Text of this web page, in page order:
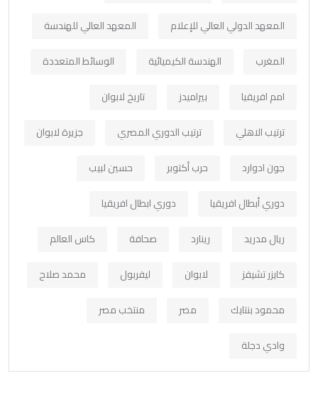
المعهد الدولي العالي للإعلام
المعهد العالي للهندسة
المغرب
الهندسة الكيميائية
الوسائط المتعددة
امم افريقيا
بيراميدز
تاريخ لابوان
ترتيب الاهلي
ترتيب الدوري المصري
جزيرة لابوان
جون ادوارد
حرب أكتوبر
حسين لبيب
دوري أبطال افريقيا
دوري ابطال افريقيا
ريال مدريد
رينارد صحافة
كاس العالم
كايزر تشيفز
لابوان ليفربول
محمد صلاح
محمود بنتايك
مصر
منتخب مصر
وادي دجلة